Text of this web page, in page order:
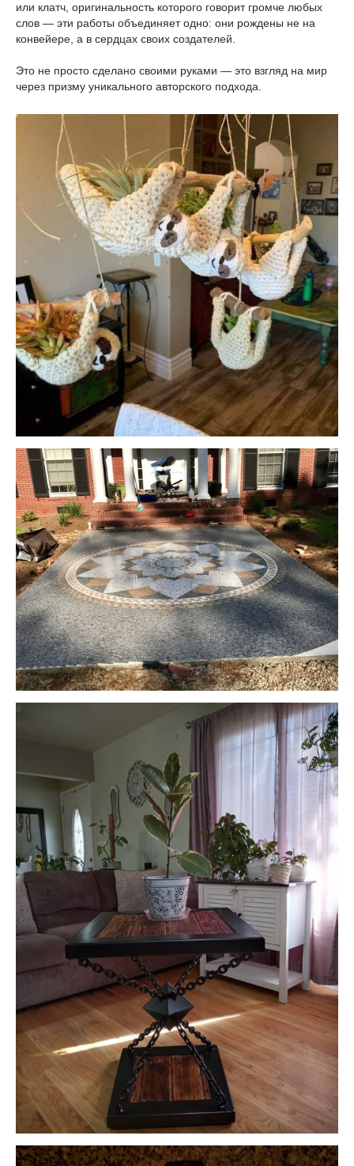
или клатч, оригинальность которого говорит громче любых
слов — эти работы объединяет одно: они рождены не на
конвейере, а в сердцах своих создателей.
Это не просто сделано своими руками — это взгляд на мир
через призму уникального авторского подхода.